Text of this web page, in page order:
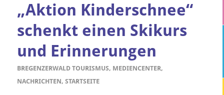
„Aktion Kinderschnee“
schenkt einen Skikurs
und Erinnerungen
BREGENZERWALD TOURISMUS, MEDIENCENTER,
NACHRICHTEN, STARTSEITE